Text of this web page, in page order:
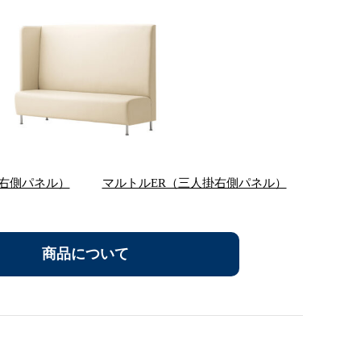
側パネル） マルトルER（三人掛右側パネル）
商品について